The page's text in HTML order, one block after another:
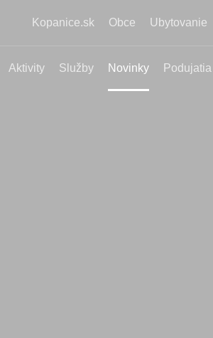
Kopanice.sk Obce Ubytovanie
Aktivity Služby Novinky Podujatia